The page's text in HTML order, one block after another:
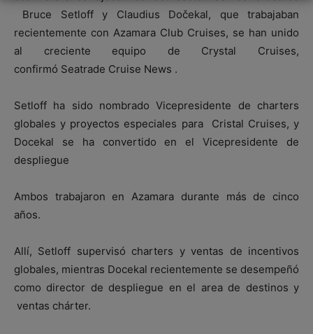
Bruce Setloff y Claudius Dočekal, que trabajaban
recientemente con Azamara Club Cruises, se han unido
al creciente equipo de Crystal Cruises,
confirmó Seatrade Cruise News .
Setloff ha sido nombrado Vicepresidente de charters
globales y proyectos especiales para Cristal Cruises, y
Docekal se ha convertido en el Vicepresidente de
despliegue
Ambos trabajaron en Azamara durante más de cinco
años.
Allí, Setloff supervisó charters y ventas de incentivos
globales, mientras Docekal recientemente se desempeñó
como director de despliegue en el area de destinos y
ventas chárter.